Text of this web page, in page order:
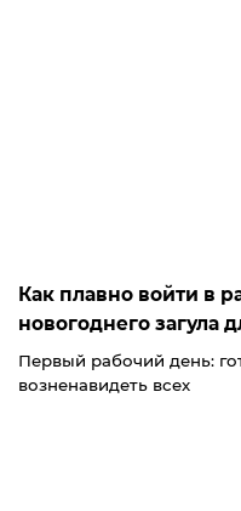
Как плавно войти в
новогоднего загула
Первый рабочий день:
возненавидеть всех